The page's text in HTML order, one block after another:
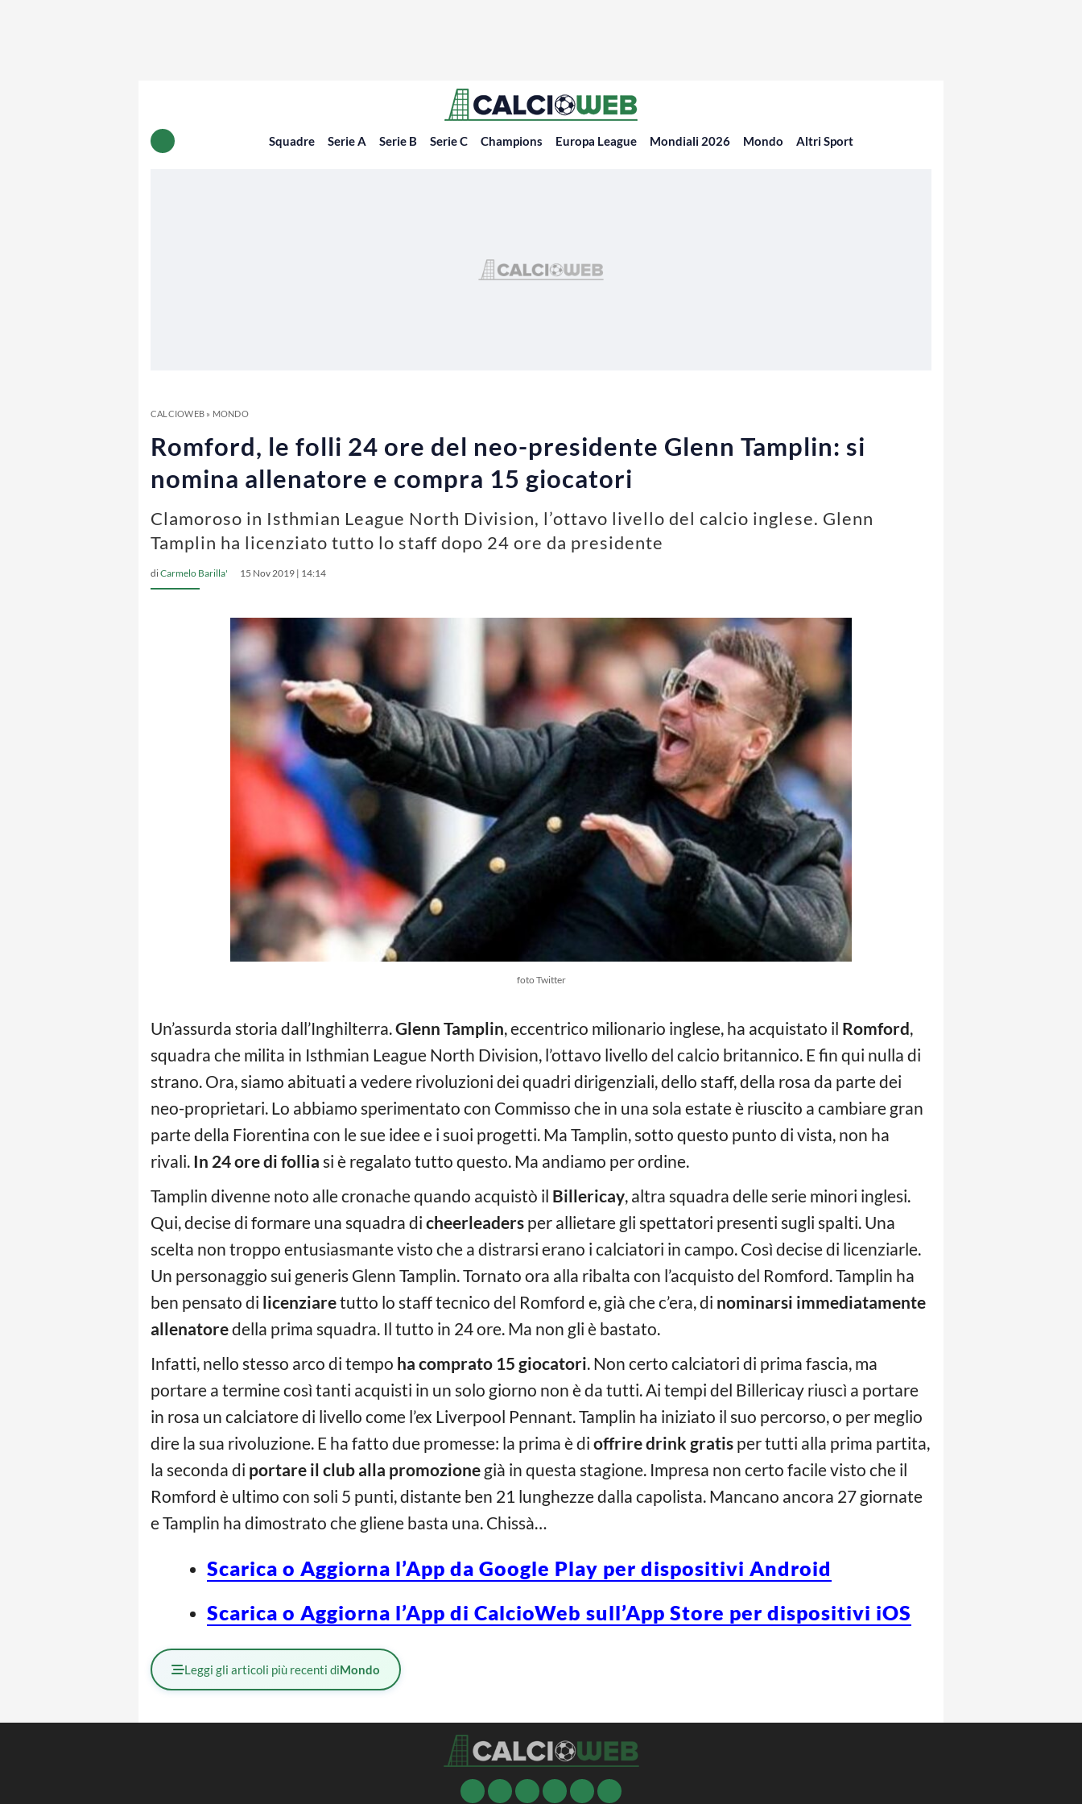
Squadre Serie A Serie B Serie C Champions Europa League Mondiali 2026 Mondo Altri Sport
CALCIOWEB» MONDO
Romford, le folli 24 ore del neo-presidente Glenn Tamplin: si
nomina allenatore e compra 15 giocatori
Clamoroso in Isthmian League North Division, l’ottavo livello del calcio inglese. Glenn
Tamplin ha licenziato tutto lo staff dopo 24 ore da presidente
diCarmelo Barilla' 15 Nov 2019 | 14:14
foto Twitter
Un’assurda storia dall’Inghilterra.Glenn Tamplin, eccentrico milionario inglese, ha acquistato il Romford,
squadra che milita in Isthmian League North Division, l’ottavo livello del calcio britannico. E fin qui nulla di
strano. Ora, siamo abituati a vedere rivoluzioni dei quadri dirigenziali, dello staff, della rosa da parte dei
neo-proprietari. Lo abbiamo sperimentato con Commisso che in una sola estate è riuscito a cambiare gran
parte della Fiorentina con le sue idee e i suoi progetti. Ma Tamplin, sotto questo punto di vista, non ha
rivali. In 24 ore di follia si è regalato tutto questo. Ma andiamo per ordine.
Tamplin divenne noto alle cronache quando acquistò il Billericay, altra squadra delle serie minori inglesi.
Qui, decise di formare una squadra di cheerleaders per allietare gli spettatori presenti sugli spalti. Una
scelta non troppo entusiasmante visto che a distrarsi erano i calciatori in campo. Così decise di licenziarle.
Un personaggio sui generis Glenn Tamplin. Tornato ora alla ribalta con l’acquisto del Romford. Tamplin ha
ben pensato di licenziaretutto lo staff tecnico del Romford e, già che c’era, di nominarsi immediatamente
allenatoredella prima squadra. Il tutto in 24 ore. Ma non gli è bastato.
Infatti, nello stesso arco di tempo ha comprato 15 giocatori. Non certo calciatori di prima fascia, ma
portare a termine così tanti acquisti in un solo giorno non è da tutti. Ai tempi del Billericay riuscì a portare
in rosa un calciatore di livello come l’ex Liverpool Pennant. Tamplin ha iniziato il suo percorso, o per meglio
dire la sua rivoluzione. E ha fatto due promesse: la prima è di offrire drink gratis per tutti alla prima partita,
la seconda di portare il club alla promozione già in questa stagione. Impresa non certo facile visto che il
Romford è ultimo con soli 5 punti, distante ben 21 lunghezze dalla capolista. Mancano ancora 27 giornate
e Tamplin ha dimostrato che gliene basta una. Chissà…
Scarica o Aggiorna l’App da Google Play per dispositivi Android
Scarica o Aggiorna l’App di CalcioWeb sull’App Store per dispositivi iOS
Leggi gli articoli più recenti diMondo